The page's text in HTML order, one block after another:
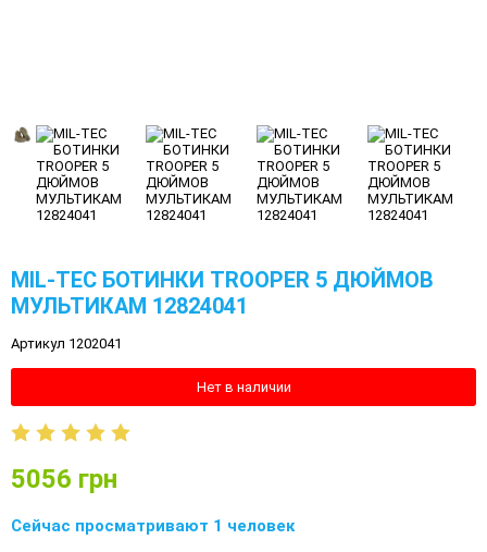
MIL-TEC БОТИНКИ TROOPER 5 ДЮЙМОВ
МУЛЬТИКАМ 12824041
Артикул 1202041
Нет в наличии
5056 грн
Сейчас просматривают 1 человек